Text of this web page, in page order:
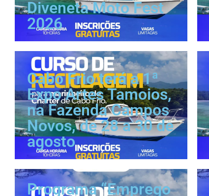
Diveneta Moto Fest
2026
Cabo Frio terá a 1ª
Expo Artes Tamoios,
na Fazenda Campos
Novos, de 28 a 30 de
agosto
Programa “Emprego